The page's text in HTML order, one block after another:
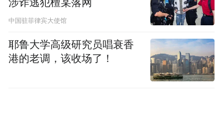
如何欣赏商代展览？想去参观的人，也不用
担心“看不懂”。据了解，伴随展览将同步推
出多位知名学者领衔的线上直播、专家讲座
等观众喜闻乐见的形式，为公众普及殷商文
涉诈逃犯檀某落网
中国驻菲律宾大使馆
耶鲁大学高级研究员唱衰香
港的老调，该收场了！